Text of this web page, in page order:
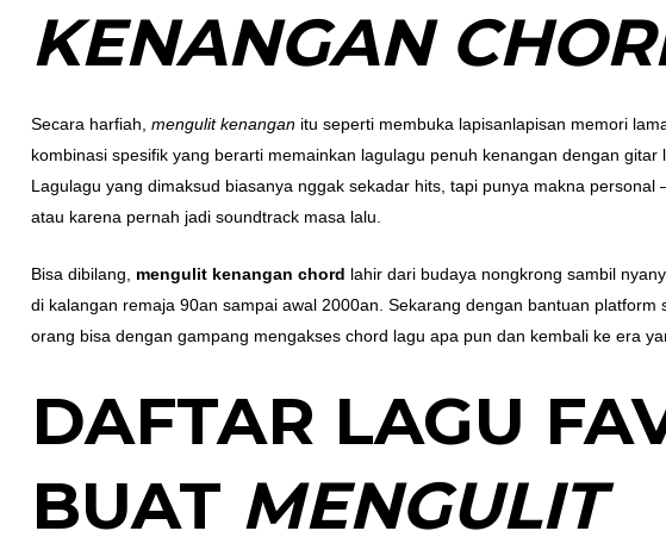
KENANGAN
Secara harfiah,mengulit kenangan itu seperti membuka lapisanlapisan memori
kombinasi spesifik yang berarti memainkan lagulagu penuh kenangan dengan gitar
Lagulagu yang dimaksud biasanya nggak sekadar hits, tapi punya makna
atau karena pernah jadi soundtrack masa lalu.
Bisa dibilang, mengulit kenangan chord lahir dari budaya nongkrong sambil
di kalangan remaja 90an sampai awal 2000an. Sekarang dengan bantuan platform
orang bisa dengan gampang mengakses chord lagu apa pun dan kembali ke era
DAFTAR LAGU
BUAT MENGULIT